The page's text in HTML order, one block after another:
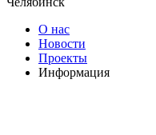
О нас
Новости
Проекты
Информация